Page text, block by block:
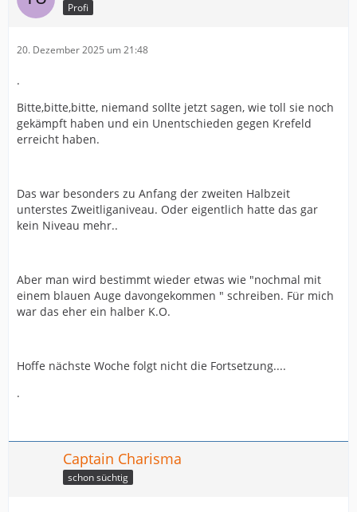
Profi
20. Dezember 2025 um 21:48
.
Bitte,bitte,bitte, niemand sollte jetzt sagen, wie toll sie noch
gekämpft haben und ein Unentschieden gegen Krefeld
erreicht haben.
Das war besonders zu Anfang der zweiten Halbzeit
unterstes Zweitliganiveau. Oder eigentlich hatte das gar
kein Niveau mehr..
Aber man wird bestimmt wieder etwas wie "nochmal mit
einem blauen Auge davongekommen " schreiben. Für mich
war das eher ein halber K.O.
Hoffe nächste Woche folgt nicht die Fortsetzung....
.
Captain Charisma
schon süchtig